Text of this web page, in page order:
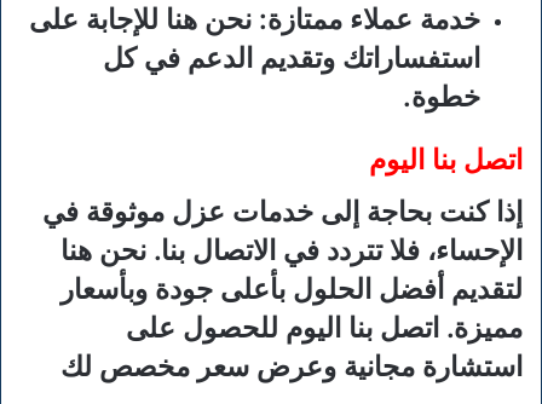
خدمة عملاء ممتازة: نحن هنا للإجابة على
استفساراتك وتقديم الدعم في كل
خطوة.
اتصل بنا اليوم
إذا كنت بحاجة إلى خدمات عزل موثوقة في
الإحساء، فلا تتردد في الاتصال بنا. نحن هنا
لتقديم أفضل الحلول بأعلى جودة وبأسعار
مميزة. اتصل بنا اليوم للحصول على
استشارة مجانية وعرض سعر مخصص لك